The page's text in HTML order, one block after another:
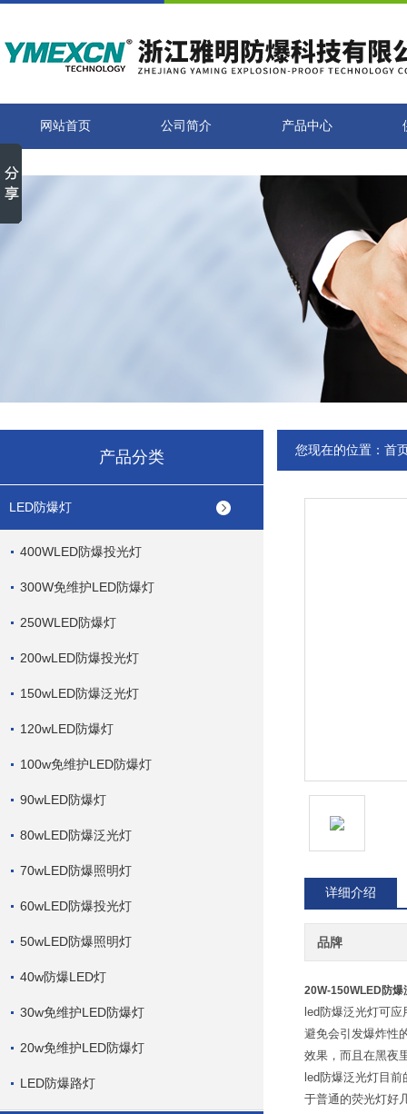
网站首页 公司简介 产品中心
产品分类
LED防爆灯
400WLED防爆投光灯
300W免维护LED防爆灯
250WLED防爆灯
200wLED防爆投光灯
150wLED防爆泛光灯
120wLED防爆灯
100w免维护LED防爆灯
90wLED防爆灯
80wLED防爆泛光灯
70wLED防爆照明灯
60wLED防爆投光灯
50wLED防爆照明灯
40w防爆LED灯
30w免维护LED防爆灯
20w免维护LED防爆灯
LED防爆路灯
您现在的位置： 首
详细介绍
品牌
20W-150WLED防爆
led防爆泛光灯可
避免会引发爆炸性
效果，而且在黑夜
led防爆泛光灯目
于普通的荧光灯好